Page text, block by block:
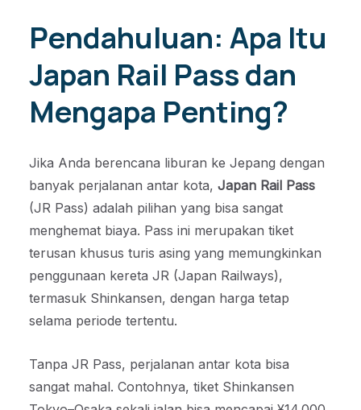
Pendahuluan: Apa Itu
Japan Rail Pass dan
Mengapa Penting?
Jika Anda berencana liburan ke Jepang dengan
banyak perjalanan antar kota, Japan Rail Pass
(JR Pass) adalah pilihan yang bisa sangat
menghemat biaya. Pass ini merupakan tiket
terusan khusus turis asing yang memungkinkan
penggunaan kereta JR (Japan Railways),
termasuk Shinkansen, dengan harga tetap
selama periode tertentu.
Tanpa JR Pass, perjalanan antar kota bisa
sangat mahal. Contohnya, tiket Shinkansen